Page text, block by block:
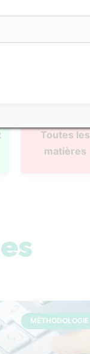
Toutes les
matières
MÉTHODOLOGIE